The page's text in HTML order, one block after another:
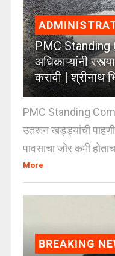
PMC
अधिकाऱ्यांनी
करावी | श्रीनाथ
PMC Standing
उतरून खड्ड्यांची पाहणी
पावसाचा जोर कमी
More
BREAKING